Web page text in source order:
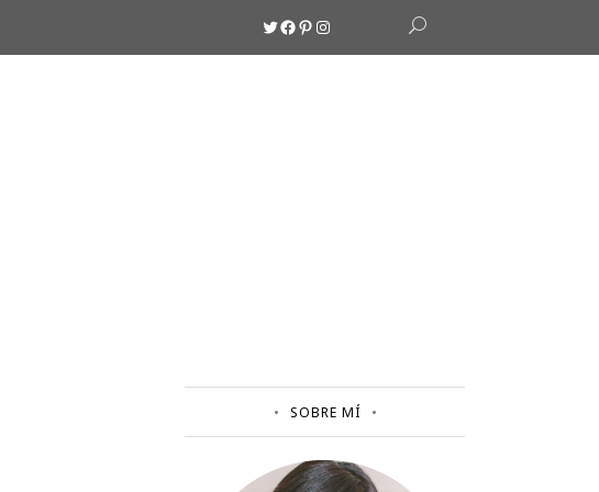
Twitter
Facebook
Pinterest
Instagram
SOBRE MÍ